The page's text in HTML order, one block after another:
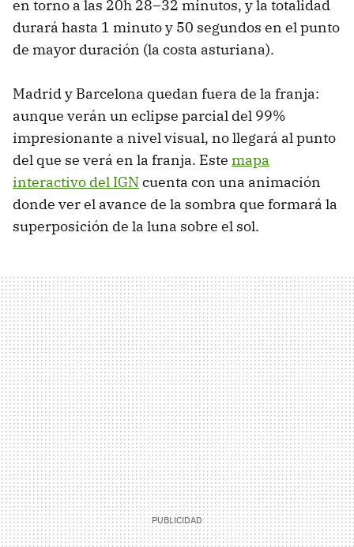
en torno a las 20h 28–32 minutos, y la totalidad
durará hasta 1 minuto y 50 segundos en el punto
de mayor duración (la costa asturiana).
Madrid y Barcelona quedan fuera de la franja:
aunque verán un eclipse parcial del 99%
impresionante a nivel visual, no llegará al punto
del que se verá en la franja. Este mapa
interactivo del IGNcuenta con una animación
donde ver el avance de la sombra que formará la
superposición de la luna sobre el sol.